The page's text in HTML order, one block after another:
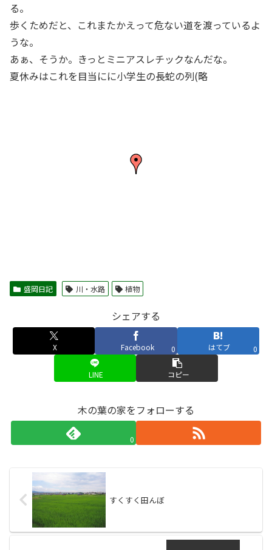
る。
歩くためだと、これまたかえって危ない道を渡っているよ
うな。
あぁ、そうか。きっとミニアスレチックなんだな。
夏休みはこれを目当にに小学生の長蛇の列(略
盛岡日記 川・水路 植物
シェアする
X Facebook 0 はてブ 0
LINE コピー
木の葉の家をフォローする
0
すくすく田んぼ